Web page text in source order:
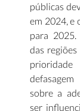
públicas
em 2024, e
para 2025.
das
sobre a
ser